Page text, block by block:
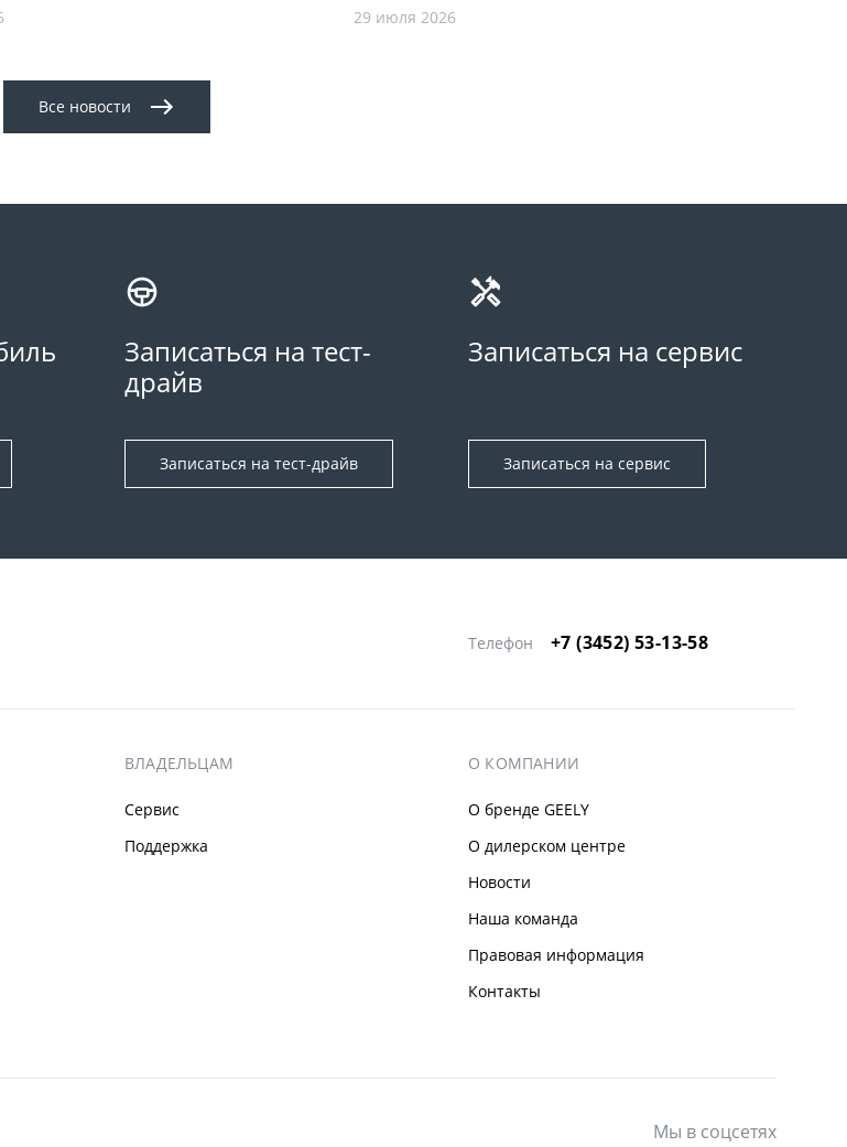
29 июля 2026
Все новости
Записаться на тест-
драйв
Записаться на тест-драйв
Записаться на сервис
Записаться на сервис
Телефон +7 (3452) 53-13-58
ВЛАДЕЛЬЦАМ
Сервис
Поддержка
О КОМПАНИИ
О бренде GEELY
О дилерском центре
Новости
Наша команда
Правовая информация
Контакты
Мы в соцсетях